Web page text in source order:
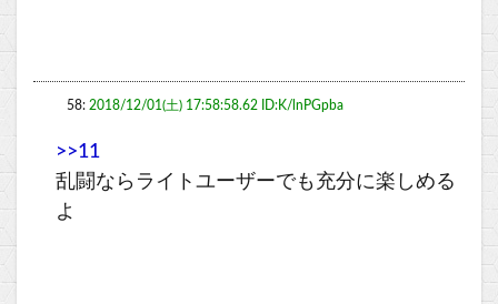
58: 2018/12/01(土) 17:58:58.62 ID:K/lnPGpba
>>11
乱闘ならライトユーザーでも充分に楽しめる
よ